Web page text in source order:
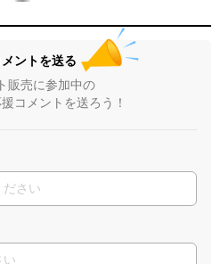
メントを送る
販売に参加中の
コメントを送ろう！